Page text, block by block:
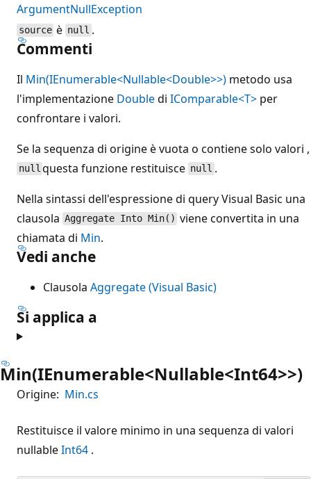
ArgumentNullException
source è null .
Commenti
Il Min(IEnumerable<Nullable<Double>>) metodo usa
l'implementazione Doubledi IComparable<T> per
confrontare i valori.
Se la sequenza di origine è vuota o contiene solo valori ,
null questa funzione restituisce null .
Nella sintassi dell'espressione di query Visual Basic una
clausola Aggregate Into Min() viene convertita in una
chiamata di Min.
Vedi anche
Clausola Aggregate (Visual Basic)
Si applica a
Min(IEnumerable<Nullable<Int64>>)
Origine: Min.cs
Restituisce il valore minimo in una sequenza di valori
nullableInt64 .